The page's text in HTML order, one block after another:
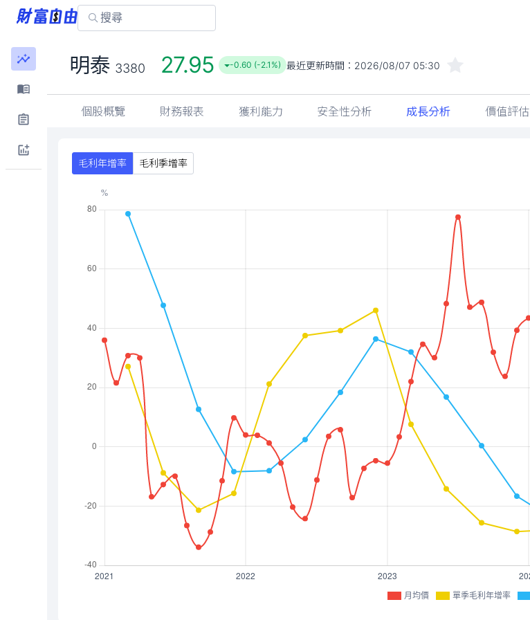
明泰 3380 27.95 -0.60 (-2.1%) 最近更新時間： 2026/08/07 05:30
個股概覽 財務報表 獲利能力 安全性分析 成長分析 價值評估
毛利年增率 毛利季增率
月均價 單季毛利年增率